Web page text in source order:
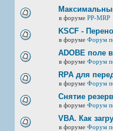
в форуме PP-MRP
KSCF -
в форуме Форум
ADOBE поле
в форуме Форум
RPA для
в форуме Форум
Снятие
в форуме Форум
VBA. Как
в форуме Форум